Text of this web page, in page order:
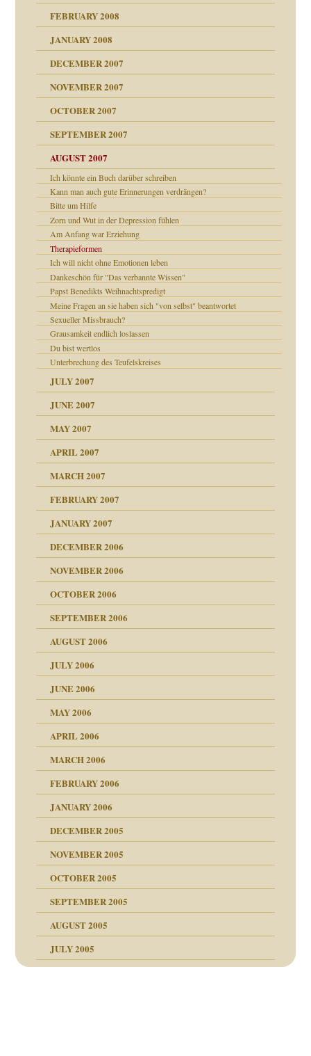
Juni 2008
und Staat
FEBRUARY 2008
JANUARY 2008
DECEMBER 2007
NOVEMBER 2007
voller Absicht!"
OCTOBER 2007
SEPTEMBER 2007
AUGUST 2007
Ich könnte ein Buch darüber schreiben
Kann man auch gute Erinnerungen verdrängen?
Bitte um Hilfe
Zorn und Wut in der Depression fühlen
Am Anfang war Erziehung
Therapieformen
Ich will nicht ohne Emotionen leben
Dankeschön für "Das verbannte Wissen"
Papst Benedikts Weihnachtspredigt
Meine Fragen an sie haben sich "von selbst" beantwortet
Sexueller Missbrauch?
Grausamkeit endlich loslassen
Du bist wertlos
Unterbrechung des Teufelskreises
JULY 2007
JUNE 2007
MAY 2007
APRIL 2007
MARCH 2007
FEBRUARY 2007
JANUARY 2007
DECEMBER 2006
NOVEMBER 2006
OCTOBER 2006
SEPTEMBER 2006
AUGUST 2006
JULY 2006
JUNE 2006
MAY 2006
APRIL 2006
MARCH 2006
FEBRUARY 2006
JANUARY 2006
DECEMBER 2005
NOVEMBER 2005
OCTOBER 2005
SEPTEMBER 2005
AUGUST 2005
JULY 2005